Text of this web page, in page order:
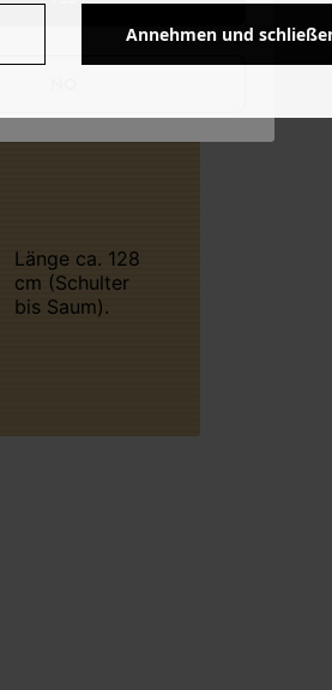
Länge ca. 128
cm (Schulter
bis Saum).
Annehmen und